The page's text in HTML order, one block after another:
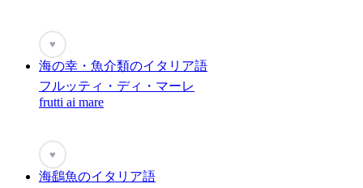
♥
海の幸・魚介類のイタリア語
フルッティ・ディ・マーレ
frutti ai mare
♥
海鷂魚のイタリア語